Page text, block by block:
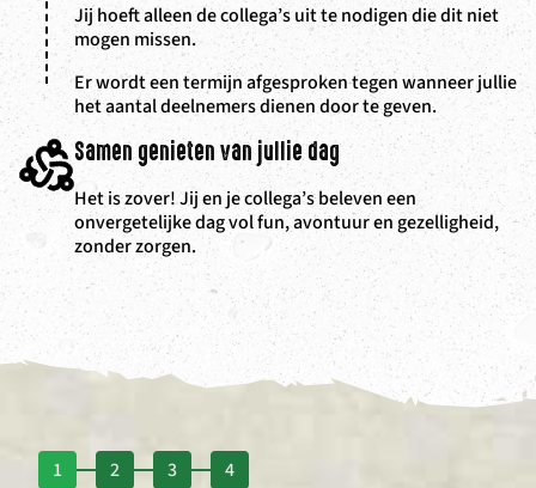
Jij hoeft alleen de collega’s uit te nodigen die dit niet
mogen missen.
Er wordt een termijn afgesproken tegen wanneer jullie
het aantal deelnemers dienen door te geven.
Samen genieten van jullie dag
Het is zover! Jij en je collega’s beleven een
onvergetelijke dag vol fun, avontuur en gezelligheid,
zonder zorgen.
1 2 3
4